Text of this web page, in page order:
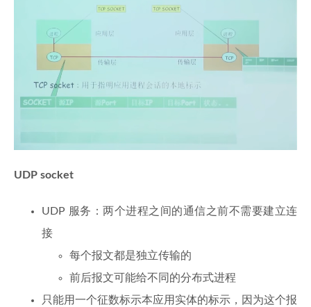
UDP socket
UDP 服务：两个进程之间的通信之前不需要建立连
接
每个报文都是独立传输的
前后报文可能给不同的分布式进程
只能用一个征数标示本应用实体的标示，因为这个报